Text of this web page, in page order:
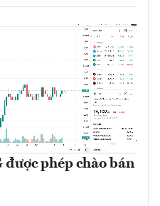
được phép chào bán